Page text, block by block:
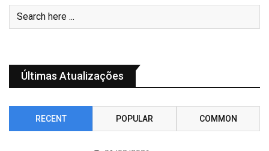
Últimas Atualizações
RECENT POPULAR COMMON